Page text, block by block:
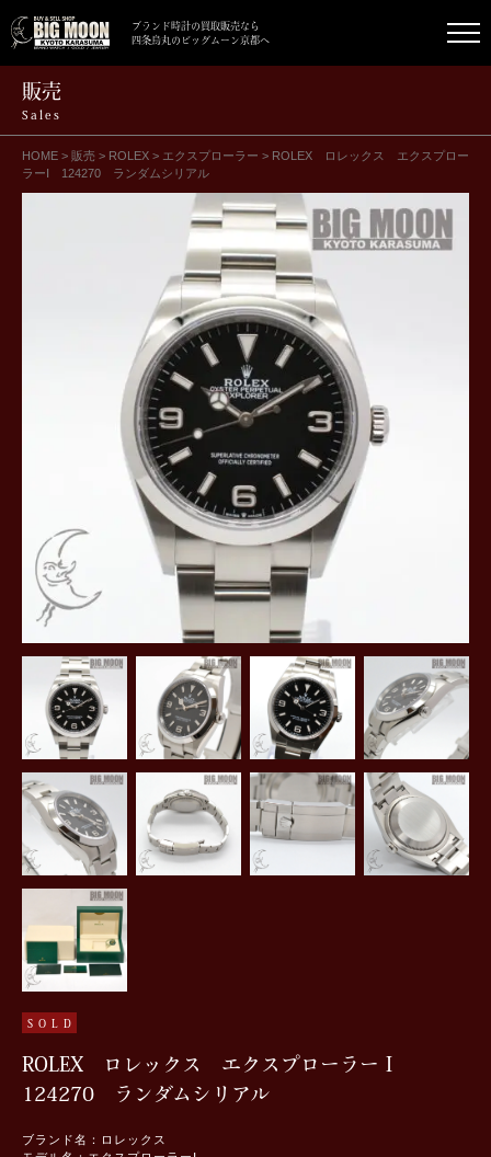
ブランド時計の買取販売なら
四条烏丸のビッグムーン京都へ
販売
Sales
HOME > 販売 > ROLEX > エクスプローラー > ROLEX ロレックス エクスプロー
ラーⅠ 124270 ランダムシリアル
SOLD
ROLEX ロレックス エクスプローラーⅠ
124270 ランダムシリアル
ブランド名：ロレックス